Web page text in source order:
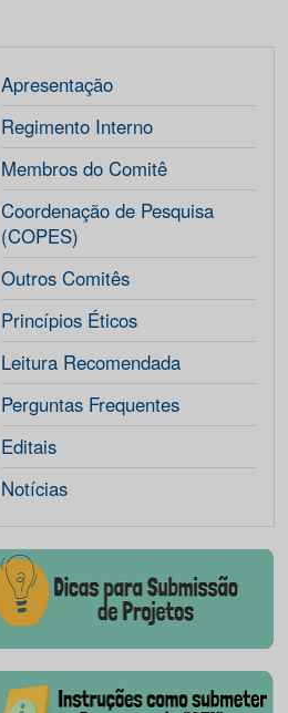
Apresentação
Regimento Interno
Membros do Comitê
Coordenação de Pesquisa
(COPES)
Outros Comitês
Princípios Éticos
Leitura Recomendada
Perguntas Frequentes
Editais
Notícias